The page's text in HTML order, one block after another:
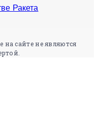
Ракета
на сайте не являются